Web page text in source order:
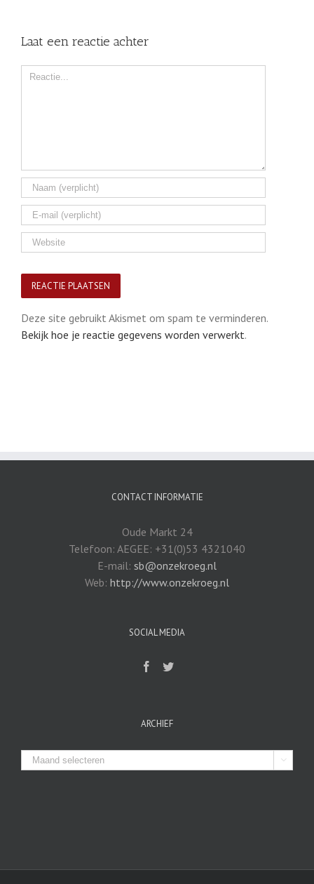
Laat een reactie achter
Comment
Deze site gebruikt Akismet om spam te verminderen.
Bekijk hoe je reactie gegevens worden verwerkt.
CONTACT INFORMATIE
Oude Markt 24
Telefoon: AEGEE: +31(0)53 4321040
E-mail: sb@onzekroeg.nl
Web: http://www.onzekroeg.nl
SOCIAL MEDIA
ARCHIEF
